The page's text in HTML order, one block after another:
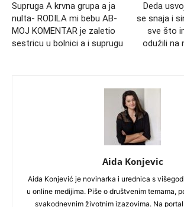
Supruga A krvna grupa a ja
nulta- RODILA mi bebu AB-
MOJ KOMENTAR je zaletio
sestricu u bolnici a i suprugu
Deda
se snaja i
sve što
odužili na
Aida Konjevic
Aida Konjević je novinarka i urednica s
u online medijima. Piše o društvenim temama,
svakodnevnim životnim izazovima. Na